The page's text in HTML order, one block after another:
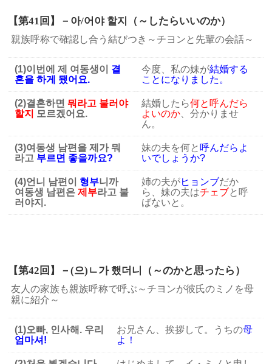
【第41回】－아/어야 할지（～したらいいのか）
親族呼称で確認し合う結びつき～チヨンと先輩の会話～
(1)이번에 제 여동생이 결
혼을 하게 됐어요.
今度、私の妹が結婚する
ことになりました。
(2)결혼하면뭐라고 불러야
할지
모르겠어요.
結婚したら何と呼んだら
よいのか 、分かりませ
ん。
(3)여동생 남편을 제가 뭐
라고 부르면 좋을까요?
妹の夫を何と 呼んだらよ
いでしょうか?
(4)언니 남편이 형부니까
여동생 남편은제부라고 불
러야지.
姉の夫がヒョンブだか
ら、妹の夫はチェブと呼
ばないと。
【第42回】－(으)ㄴ가 했더니（～のかと思ったら ）
友人の家族も親族呼称で呼ぶ～チヨンが彼氏のミノを母
親に紹介～
(1)오빠, 인사해. 우리
엄마셔!
お兄さん、挨拶して。うちの母
よ！